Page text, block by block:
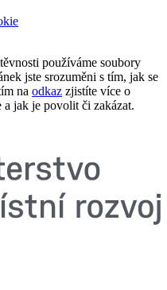
používáme soubory
jste srozuměni s tím, jak se
na odkaz zjistíte více o
a jak je povolit či zakázat.